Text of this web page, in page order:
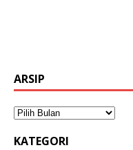
ARSIP
KATEGORI